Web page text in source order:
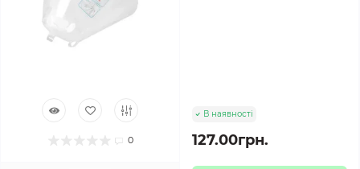
0
В наявності
127.00грн.